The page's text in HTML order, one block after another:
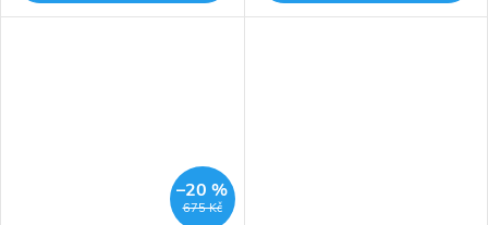
675 Kč
–20 %